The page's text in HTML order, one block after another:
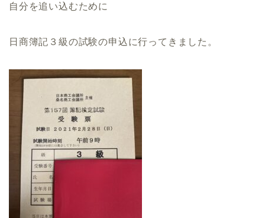
自分を追い込むために
日商簿記３級の試験の申込に行ってきました。